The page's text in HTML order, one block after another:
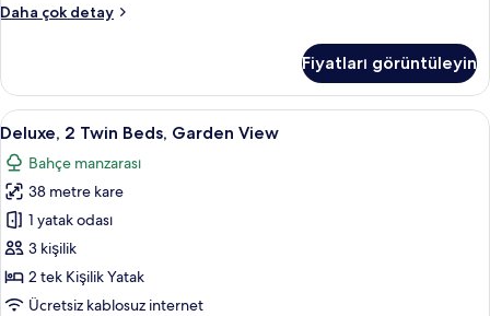
için
görün
Daha çok detay
Superior
Oda,
Çift
Kişilik
Yatak
hakkında
daha
fazla
detay
Fiyatları görüntüleyin
Deluxe,
2
Twin
Beds,
Garden
View
için
tüm
Deluxe, 2 Twin Beds, Garden View |
11
Deluxe, 2 Twin Beds, Garden View
Bahçe manzarası
38 metre kare
1 yatak odası
3 kişilik
2 tek Kişilik Yatak
Ücretsiz kablosuz internet